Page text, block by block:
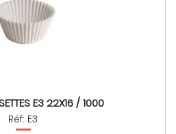
E3 22X16 / 1000
Réf: E3